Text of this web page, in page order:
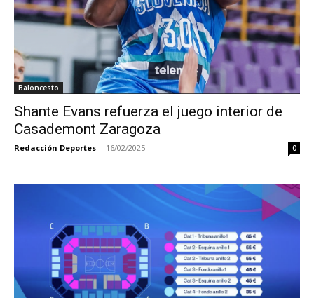
Baloncesto
Shante Evans refuerza el juego interior de
Casademont Zaragoza
Redacción Deportes - 16/02/2025 0